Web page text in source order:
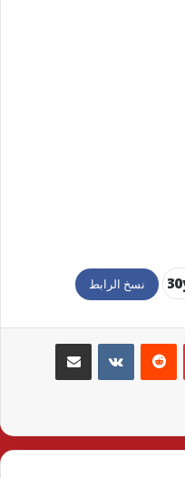
نسخ الرابط
بينتيريست مشاركة عبر البريد